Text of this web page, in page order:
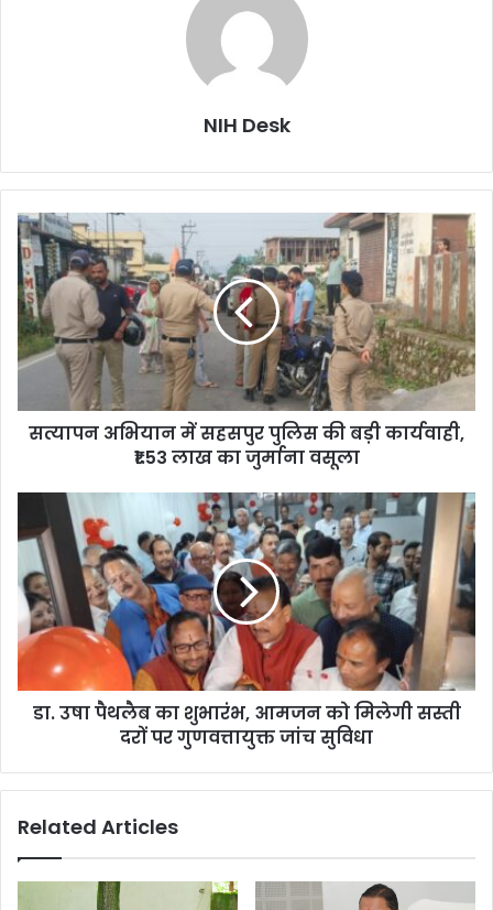
NIH Desk
सत्यापन
अभियान
में
सहसपुर
पुलिस
की
बड़ी
₹1.53
लाख
सत्यापन अभियान में सहसपुर पुलिस की बड़ी कार्यवाही,
₹1.53 लाख का जुर्माना वसूला
पैथलैब
का
शुभारंभ,
आमजन
को
मिलेगी
सस्ती
दरोंडा. उषा पैथलैब का शुभारंभ, आमजन को मिलेगी सस्ती
दरों पर गुणवत्तायुक्त जांच सुविधा
Related Articles